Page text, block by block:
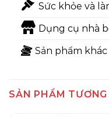
Sức khỏe và
Dụng cụ nhà
Sản phẩm khác
SẢN PHẨM